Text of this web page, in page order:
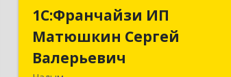
1С:Франчайзи ИП
Матюшкин Сергей
Валерьевич
1С:Франчайзи ИП
Матюшкин Сергей